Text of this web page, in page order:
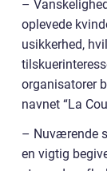
–
oplevede
usikkerhed,
organisatorer
navnet “La
– Nuværende
en vigtig